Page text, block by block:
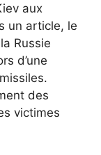
aux
un article, le
Russie
d’une
des
victimes